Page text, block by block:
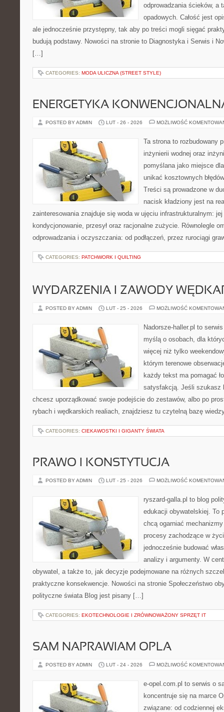
odprowadzania ścieków, a
opadowych. Całość jest
ale jednocześnie przystępny, tak aby po treści mogli sięgać
budują podstawy. Nowości na stronie to Diagnostyka i Serwis i
[…]
CATEGORIES: MODA ULICZNA (STREET STYLE)
ENERGETYKA
POSTED BY ADMIN LUT - 26 - 2026 MOŻLIWOŚĆ
Ta strona to rozbudowany
inżynierii wodnej oraz
pomyślana jako miejsce
unikać kosztownych
Treści są prowadzone w
nacisk kładziony jest na
zainteresowania znajduje się woda w ujęciu infrastrukturalnym:
kondycjonowanie, przesył oraz racjonalne zużycie. Równolegle
odprowadzania i oczyszczania: od podłączeń, przez rurociągi
CATEGORIES: PATCHWORK I QUILTING
WYDARZENIA I ZAWODY
POSTED BY ADMIN LUT - 25 - 2026 MOŻLIWOŚĆ
Nadorsze-haller.pl to
myślą o osobach, dla
więcej niż tylko
którym terenowe
każdy tekst ma pomagać
satysfakcją. Jeśli szukasz
chcesz uporządkować swoje podejście do zestawów, albo po
rybach i wędkarskich realiach, znajdziesz tu czytelną bazę
CATEGORIES: CIEKAWOSTKI I GIGANTY ŚWIATA
PRAWO I KONSTYTUCJA
POSTED BY ADMIN LUT - 25 - 2026 MOŻLIWOŚĆ
ryszard-galla.pl to blog
edukacji obywatelskiej. To
chcą ogarniać
procesy zachodzące w
jednocześnie budować
analizy i argumenty. W
obywatel, a także to, jak decyzje podejmowane na różnych
praktyczne konsekwencje. Nowości na stronie Społeczeństwo
polityczne świata Blog jest pisany […]
CATEGORIES: EKOTECHNOLOGIE I ZRÓWNOWAŻONY SPRZĘT IT
SAM NAPRAWIAM OPLA
POSTED BY ADMIN LUT - 24 - 2026 MOŻLIWOŚĆ
e-opel.com.pl to serwis o
koncentruje się na marce
związane: od codziennej